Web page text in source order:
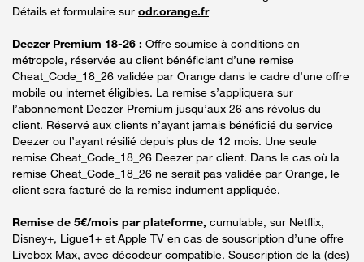
Détails et formulaire sur odr.orange.fr
Deezer Premium 18-26 : Offre soumise à conditions en
métropole, réservée au client bénéficiant d’une remise
Cheat_Code_18_26 validée par Orange dans le cadre d’une offre
mobile ou internet éligibles. La remise s’appliquera sur
l’abonnement Deezer Premium jusqu’aux 26 ans révolus du
client. Réservé aux clients n’ayant jamais bénéficié du service
Deezer ou l’ayant résilié depuis plus de 12 mois. Une seule
remise Cheat_Code_18_26 Deezer par client. Dans le cas où la
remise Cheat_Code_18_26 ne serait pas validée par Orange, le
client sera facturé de la remise indument appliquée.
Remise de 5€/mois par plateforme, cumulable, sur Netflix,
Disney+, Ligue1+ et Apple TV en cas de souscription d’une offre
Livebox Max, avec décodeur compatible. Souscription de la (des)